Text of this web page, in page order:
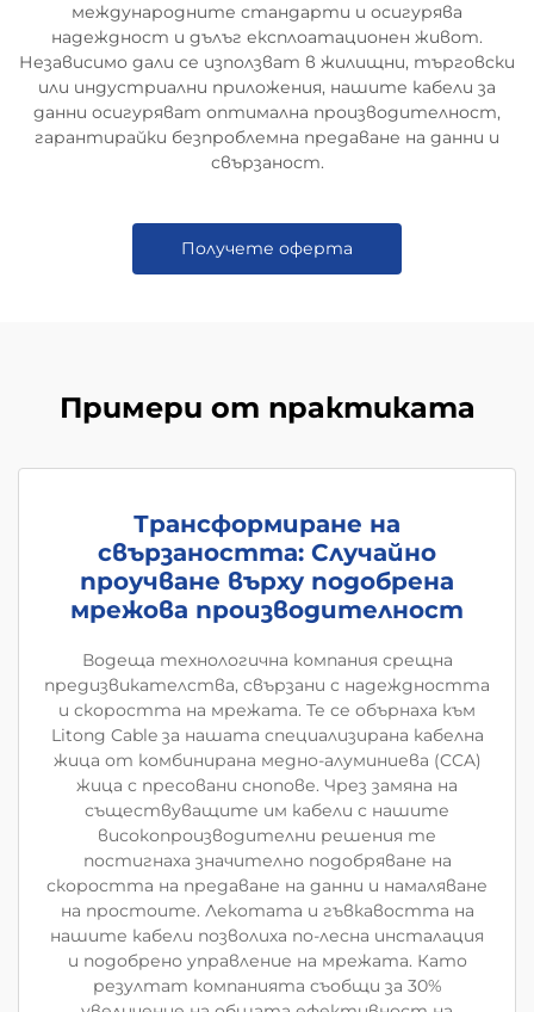
международните стандарти и осигурява
надеждност и дълъг експлоатационен живот.
Независимо дали се използват в жилищни, търговски
или индустриални приложения, нашите кабели за
данни осигуряват оптимална производителност,
гарантирайки безпроблемна предаване на данни и
свързаност.
Получете оферта
Примери от практиката
Трансформиране на
свързаността: Случайно
проучване върху подобрена
мрежова производителност
Водеща технологична компания срещна
предизвикателства, свързани с надеждността
и скоростта на мрежата. Те се обърнаха към
Litong Cable за нашата специализирана кабелна
жица от комбинирана медно-алуминиева (CCA)
жица с пресовани снопове. Чрез замяна на
съществуващите им кабели с нашите
високопроизводителни решения те
постигнаха значително подобряване на
скоростта на предаване на данни и намаляване
на простоите. Лекотата и гъвкавостта на
нашите кабели позволиха по-лесна инсталация
и подобрено управление на мрежата. Като
резултат компанията съобщи за 30%